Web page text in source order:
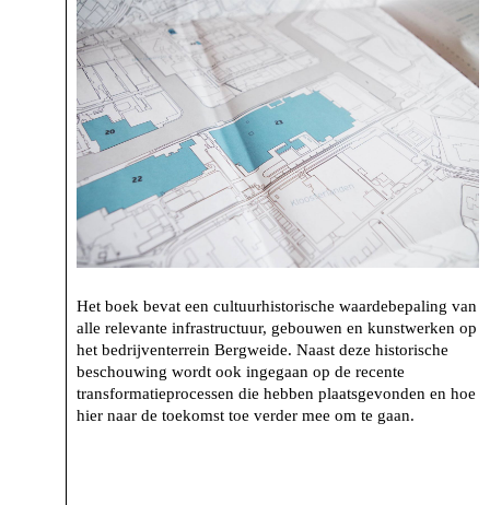
Het boek bevat een cultuurhistorische waardebepaling van
alle relevante infrastructuur, gebouwen en kunstwerken op
het bedrijventerrein Bergweide. Naast deze historische
beschouwing wordt ook ingegaan op de recente
transformatieprocessen die hebben plaatsgevonden en hoe
hier naar de toekomst toe verder mee om te gaan.